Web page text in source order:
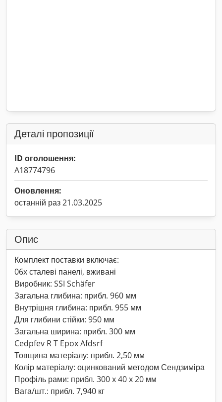
Деталі пропозиції
ID оголошення:
A18774796
Оновлення:
останній раз 21.03.2025
Опис
Комплект поставки включає:
06x сталеві панелі, вживані
Виробник: SSI Schäfer
Загальна глибина: прибл. 960 мм
Внутрішня глибина: прибл. 955 мм
Для глибини стійки: 950 мм
Загальна ширина: прибл. 300 мм
Cedpfev R T Epox Afdsrf
Товщина матеріалу: прибл. 2,50 мм
Колір матеріалу: оцинкований методом Сендзиміра
Профіль рами: прибл. 300 x 40 x 20 мм
Вага/шт.: прибл. 7,940 кг